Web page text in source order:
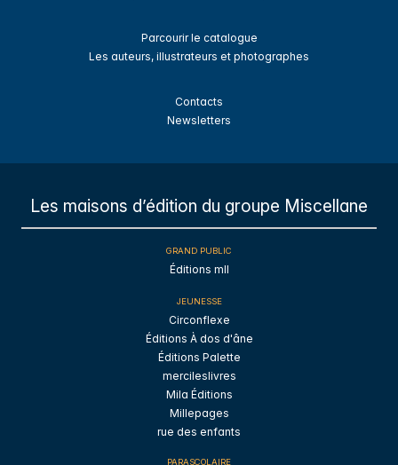
Parcourir le catalogue
Les auteurs, illustrateurs et photographes
Contacts
Newsletters
Les maisons d’édition du groupe Miscellane
GRAND PUBLIC
Éditions mll
JEUNESSE
Circonflexe
Éditions À dos d'âne
Éditions Palette
mercileslivres
Mila Éditions
Millepages
rue des enfants
PARASCOLAIRE